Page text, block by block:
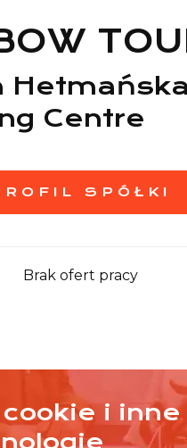
Informacje
Hetmańska
Centre
SPÓŁKI
Brak ofert pracy
CIĘ NIE
cookie i inne